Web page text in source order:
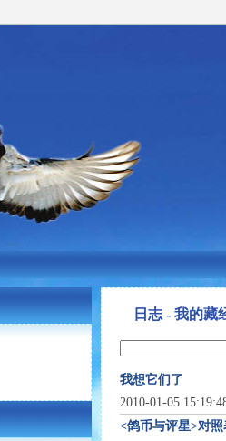
日志 - 我的藏
我想它们了
2010-01-05
<鸽币与评星>对照